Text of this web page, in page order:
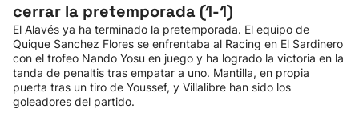
cerrar la pretemporada (1-1)
El Alavés ya ha terminado la pretemporada. El equipo de
Quique Sanchez Flores se enfrentaba al Racing en El Sardinero
con el trofeo Nando Yosu en juego y ha logrado la victoria en la
tanda de penaltis tras empatar a uno. Mantilla, en propia
puerta tras un tiro de Youssef, y Villalibre han sido los
goleadores del partido.